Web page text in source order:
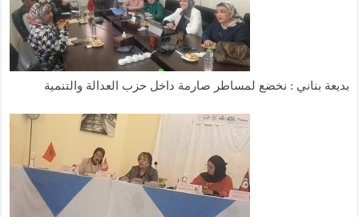
بناني : نخضع لمساطر صارمة داخل حزب العدالة والتنمية